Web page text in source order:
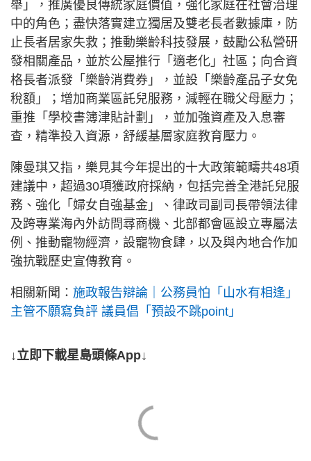
舉」，推廣優良傳統家庭價值，強化家庭在社會治理
中的角色；盡快落實建立獨居及雙老長者數據庫，防
止長者居家失救；推動樂齡科技發展，鼓勵公私營研
發相關產品，並於公屋推行「適老化」社區；向合資
格長者派發「樂齡消費券」，並設「樂齡產品子女免
稅額」；增加商業區託兒服務，減輕在職父母壓力；
重推「學校書簿津貼計劃」，並加強資產及入息審
查，精準投入資源，舒緩基層家庭教育壓力。
陳曼琪又指，樂見其今年提出的十大政策範疇共48項
建議中，超過30項獲政府採納，包括完善全港託兒服
務、強化「婦女自強基金」、律政司副司長帶領法律
及跨專業海內外訪問尋商機、北部都會區設立專屬法
例、推動寵物經濟，設寵物食肆，以及與內地合作加
強抗戰歷史宣傳教育。
相關新聞： 施政報告辯論｜公務員怕「山水有相逢」
主管不願寫負評 議員倡「預設不跳point」
↓立即下載星島頭條App↓